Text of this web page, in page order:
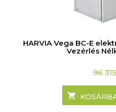
HARVIA Vega BC-E
Vezérlés
96 315